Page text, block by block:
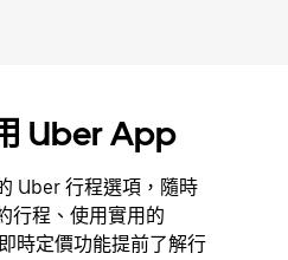
Uber App
Uber 行程選項，隨時
行程、使用實用的
時定價功能提前了解行